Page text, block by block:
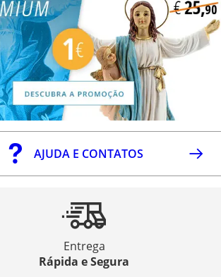
AJUDA E CONTATOS
Entrega
Rápida e Segura